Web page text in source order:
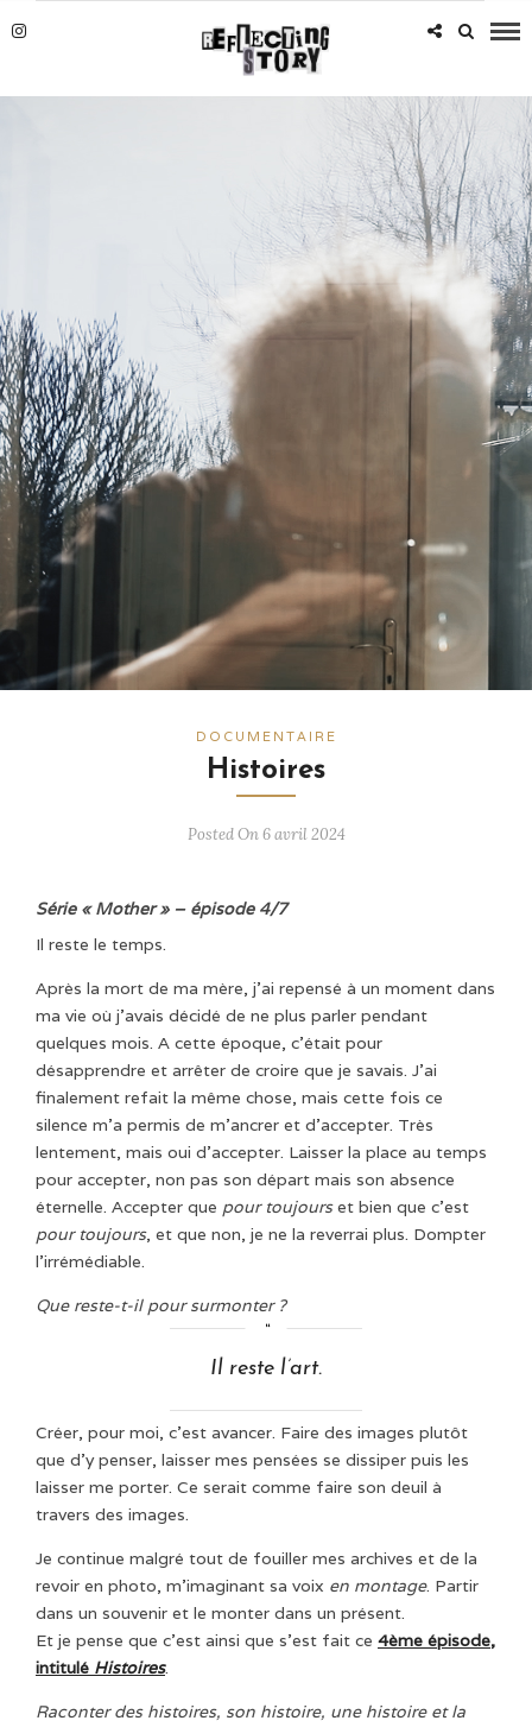
DOCUMENTAIRE
Histoires
Posted On 6 avril 2024
Série « Mother » – épisode 4/7
Il reste le temps.
Après la mort de ma mère, j’ai repensé à un moment dans
ma vie où j’avais décidé de ne plus parler pendant
quelques mois. A cette époque, c’était pour
désapprendre et arrêter de croire que je savais. J’ai
finalement refait la même chose, mais cette fois ce
silence m’a permis de m’ancrer et d’accepter. Très
lentement, mais oui d’accepter. Laisser la place au temps
pour accepter, non pas son départ mais son absence
éternelle. Accepter que pour toujourset bien que c’est
pour toujours, et que non, je ne la reverrai plus. Dompter
l’irrémédiable.
Que reste-t-il pour surmonter ?
Il reste l’art.
Créer, pour moi, c’est avancer. Faire des images plutôt
que d’y penser, laisser mes pensées se dissiper puis les
laisser me porter. Ce serait comme faire son deuil à
travers des images.
Je continue malgré tout de fouiller mes archives et de la
revoir en photo, m’imaginant sa voix en montage. Partir
dans un souvenir et le monter dans un présent.
Et je pense que c’est ainsi que s’est fait ce 4ème épisode,
intitulé Histoires.
Raconter des histoires, son histoire, une histoire et la